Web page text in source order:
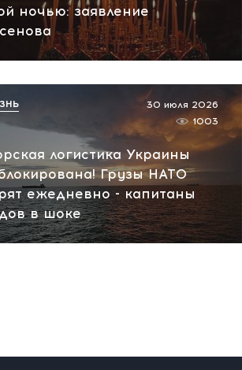
ночью: заявление
логистика Украины
Грузы НАТО
ежедневно - капитаны
в шоке
30 июля 2026
1003